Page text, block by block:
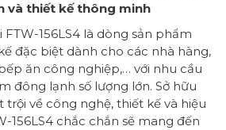
và thiết kế thông minh
156LS4 là dòng sản phẩm
đặc biệt dành cho các nhà hàng,
ăn công nghiệp,… với nhu cầu
đông lạnh số lượng lớn. Sở hữu
về công nghệ, thiết kế và hiệu
156LS4 chắc chắn sẽ mang đến